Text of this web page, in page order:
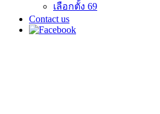
เลือกตั้ง 69
Contact us